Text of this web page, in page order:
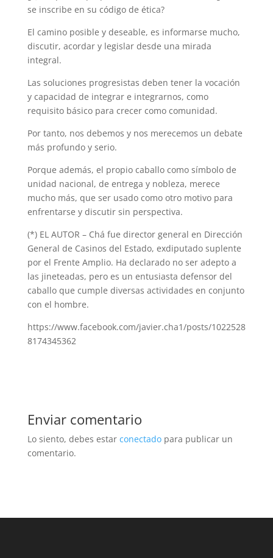
se inscribe en su código de ética?
El camino posible y deseable, es informarse mucho,
discutir, acordar y legislar desde una mirada
integral.
Las soluciones progresistas deben tener la vocación
y capacidad de integrar e integrarnos, como
requisito básico para crecer como comunidad.
Por tanto, nos debemos y nos merecemos un debate
más profundo y serio.
Porque además, el propio caballo como símbolo de
unidad nacional, de entrega y nobleza, merece
mucho más, que ser usado como otro motivo para
enfrentarse y discutir sin perspectiva.
(*) EL AUTOR – Chá fue director general en Dirección
General de Casinos del Estado, exdiputado suplente
por el Frente Amplio. Ha declarado no ser adepto a
las jineteadas, pero es un entusiasta defensor del
caballo que cumple diversas actividades en conjunto
con el hombre.
https://www.facebook.com/javier.cha1/posts/1022528
8174345362
Enviar comentario
Lo siento, debes estar conectadopara publicar un
comentario.